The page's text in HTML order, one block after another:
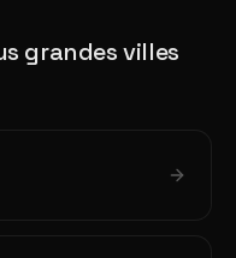
grandes villes